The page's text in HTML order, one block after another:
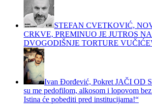
STEFAN CVETKOVIĆ,
CRKVE, PREMINUO JE JUTROS
DVOGODIŠNJE TORTURE
Ivan Đorđević, Pokret JAČI OD
su me pedofilom, alkosom i lopovom
Istina će pobediti pred institucijama!“